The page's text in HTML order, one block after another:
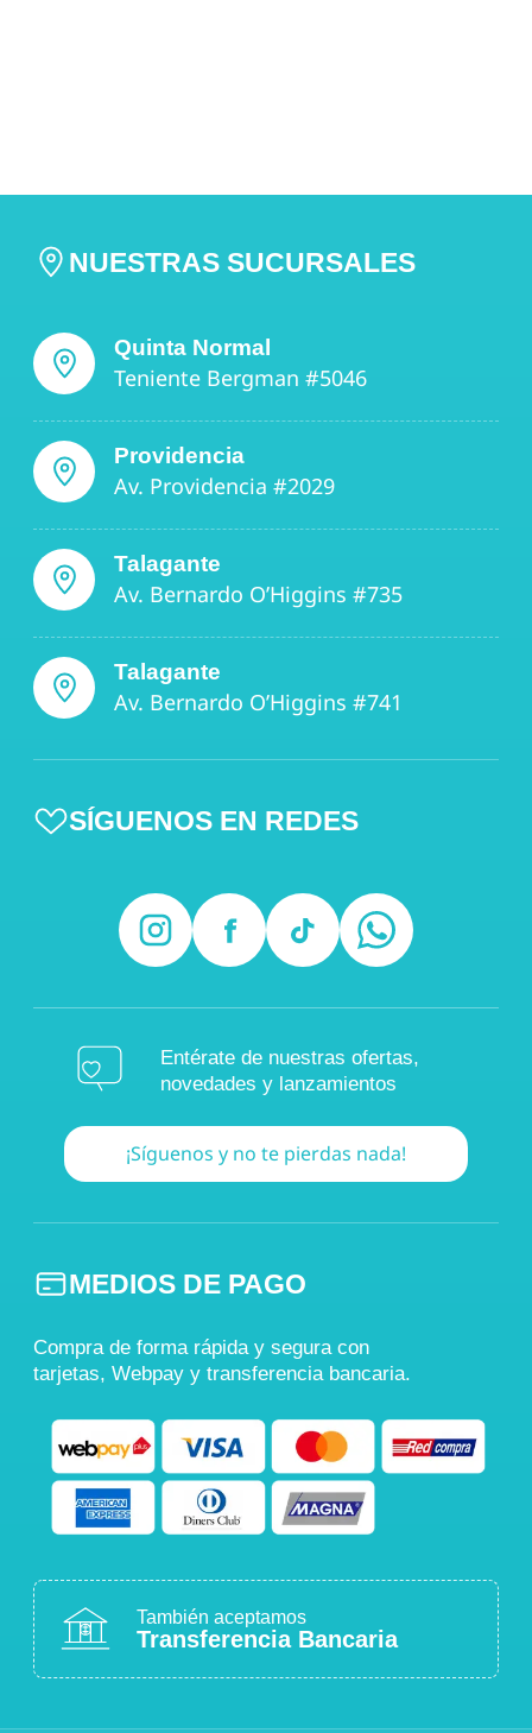
NUESTRAS SUCURSALES
Quinta Normal
Teniente Bergman #5046
Providencia
Av. Providencia #2029
Talagante
Av. Bernardo O’Higgins #735
Talagante
Av. Bernardo O’Higgins #741
SÍGUENOS EN REDES
Entérate de nuestras ofertas,
novedades y lanzamientos
¡Síguenos y no te pierdas nada!
MEDIOS DE PAGO
Compra de forma rápida y segura con
tarjetas, Webpay y transferencia bancaria.
También aceptamos
Transferencia Bancaria